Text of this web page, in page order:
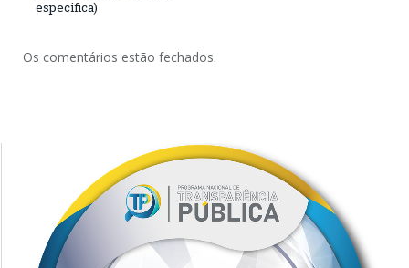
especifica)
Os comentários estão fechados.